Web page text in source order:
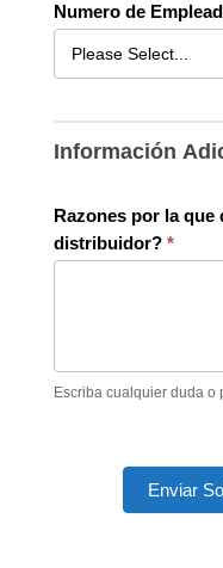
Numero de
Información
Razones por la que
distribuidor? *
Escriba cualquier duda o
Enviar